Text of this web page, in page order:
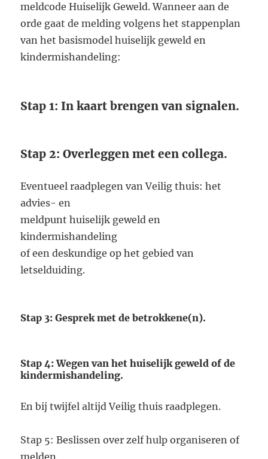
meldcode Huiselijk Geweld. Wanneer aan de
orde gaat de melding volgens het stappenplan
van het basismodel huiselijk geweld en
kindermishandeling:
Stap 1: In kaart brengen van signalen.
Stap 2: Overleggen met een collega.
Eventueel raadplegen van Veilig thuis: het
advies- en
meldpunt huiselijk geweld en
kindermishandeling
of een deskundige op het gebied van
letselduiding.
Stap 3: Gesprek met de betrokkene(n).
Stap 4: Wegen van het huiselijk geweld of de
kindermishandeling.
En bij twijfel altijd Veilig thuis raadplegen.
Stap 5: Beslissen over zelf hulp organiseren of
melden.